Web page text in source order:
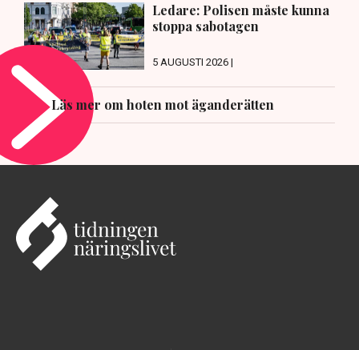
Ledare: Polisen måste kunna
stoppa sabotagen
5 AUGUSTI 2026 |
Läs mer om hoten mot äganderätten